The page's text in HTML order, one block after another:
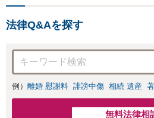
法律Q&Aを探す
例） 離婚 慰謝料 誹謗中傷 相続 遺産
無料法律相